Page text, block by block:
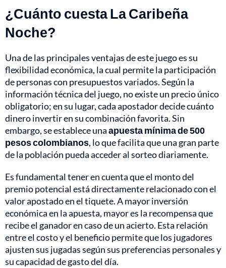
¿Cuánto cuesta La Caribeña
Noche?
Una de las principales ventajas de este juego es su
flexibilidad económica, la cual permite la participación
de personas con presupuestos variados. Según la
información técnica del juego, no existe un precio único
obligatorio; en su lugar, cada apostador decide cuánto
dinero invertir en su combinación favorita. Sin
embargo, se establece unaapuesta mínima de 500
pesos colombianos, lo que facilita que una gran parte
de la población pueda acceder al sorteo diariamente.
Es fundamental tener en cuenta que el monto del
premio potencial está directamente relacionado con el
valor apostado en el tiquete. A mayor inversión
económica en la apuesta, mayor es la recompensa que
recibe el ganador en caso de un acierto. Esta relación
entre el costo y el beneficio permite que los jugadores
ajusten sus jugadas según sus preferencias personales y
su capacidad de gasto del día.